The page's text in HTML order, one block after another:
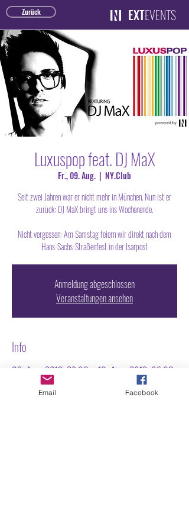
Zurück EXTEVENTS
Luxuspop feat. DJ MaX
Fr., 09. Aug.
  |
NY.Club
Seit zwei Jahren war er nicht mehr in München. Nun ist er
zurück: DJ MaX bringt uns ins Wochenende.
Nicht vergessen: Am Samstag feiern wir direkt nach dem
Hans-Sachs-Straßenfest in der Isarpost
Anmeldung abgeschlossen
Veranstaltungen ansehen
Info
09. Aug. 2019, 23:00 – 10. Aug. 2019, 06:00
NY.Club, Elisenstraße 3, 80335 München,
GermanyEmail Facebook